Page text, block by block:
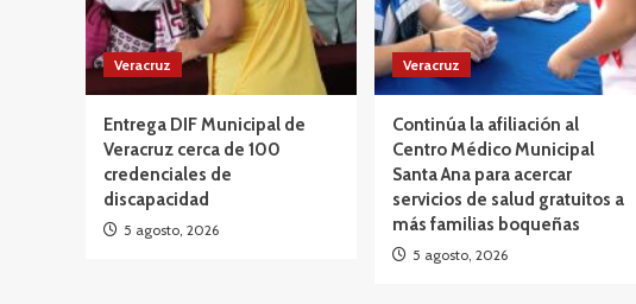
Veracruz
Entrega DIF Municipal de
Veracruz cerca de 100
credenciales de
discapacidad
5 agosto, 2026
Veracruz
Continúa la afiliación al
Centro Médico Municipal
Santa Ana para acercar
servicios de salud gratuitos a
más familias boqueñas
5 agosto, 2026